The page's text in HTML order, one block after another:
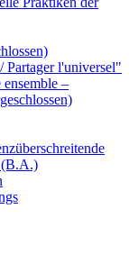
l'universel"
ensemble –
(B.A.)